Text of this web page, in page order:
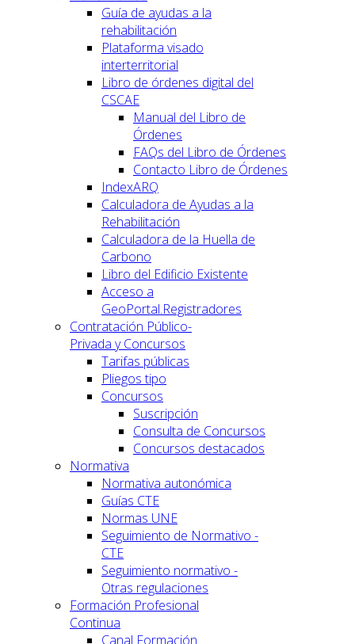
Guía de ayudas a la
rehabilitación
Plataforma visado
interterritorial
Libro de órdenes digital del
CSCAE
Manual del Libro de
Órdenes
FAQs del Libro de Órdenes
Contacto Libro de Órdenes
IndexARQ
Calculadora de Ayudas a la
Rehabilitación
Calculadora de la Huella de
Carbono
Libro del Edificio Existente
Acceso a
GeoPortal.Registradores
Contratación Público-
Privada y Concursos
Tarifas públicas
Pliegos tipo
Concursos
Suscripción
Consulta de Concursos
Concursos destacados
Normativa
Normativa autonómica
Guías CTE
Normas UNE
Seguimiento de Normativo -
CTE
Seguimiento normativo -
Otras regulaciones
Formación Profesional
Continua
Canal Formación